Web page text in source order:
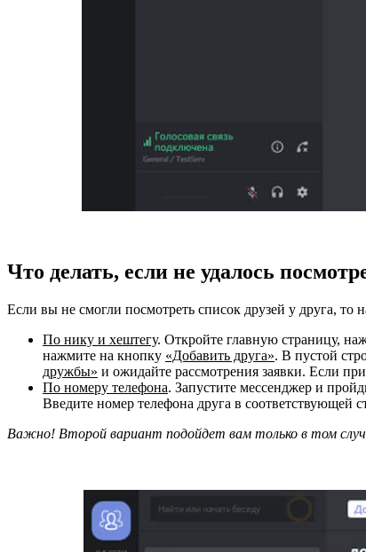
Что делать, если не удалось
Если вы не смогли посмотреть список друзей у друга,
По нику и хештегу. Откройте главную страницу,
нажмите на кнопку «Добавить друга». В пустой
дружбы» и ожидайте рассмотрения заявки. Если
По номеру телефона. Запустите мессенджер и
Введите номер телефона друга в соответствующей
Важно! Второй вариант подойдет вам только в том